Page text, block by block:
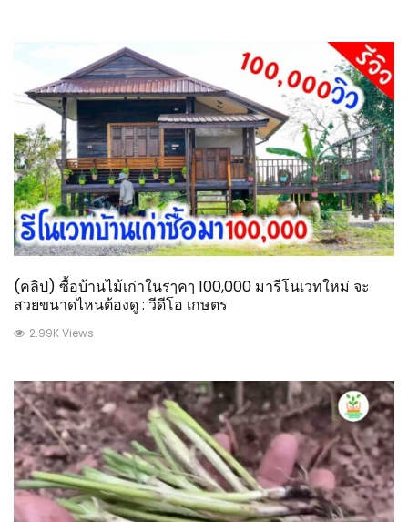
(คลิป) ซื้อบ้านไม้เก่าในรๅคๅ 100,000 มารีโนเวทใหม่ จะ
สวยขนาดไหนต้องดู : วีดีโอ เกษตร
2.99K Views